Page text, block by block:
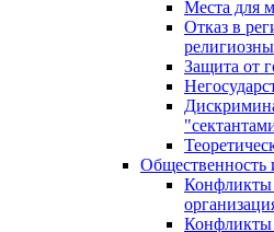
Места для
Отказ в
Защита от
Конфликты
Конфликты